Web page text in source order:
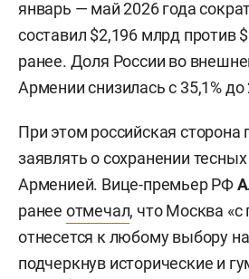
январь — май 2026 года
составил $2,196 млрд против
ранее. Доля России во
Армении снизилась с 35,1% до
При этом российская сторона
заявлять о сохранении
Арменией. Вице-премьер РФ
ранее отмечал, что Москва
отнесется к любому выбору
подчеркнув исторические и